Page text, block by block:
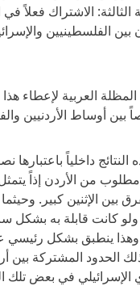
الاشتراك فعلاً
بين الفلسطينيين
المظلة العربية لإعطاء
بين أوساط الأردنيين
داخلياً باعتبارها
من الأردن إذاً
بين الإثنين كبير.
كانت قابلة به بشكل
ينطبق بشكل رئيسي
الحدود المشتركة
الإسرائيلي في بعض